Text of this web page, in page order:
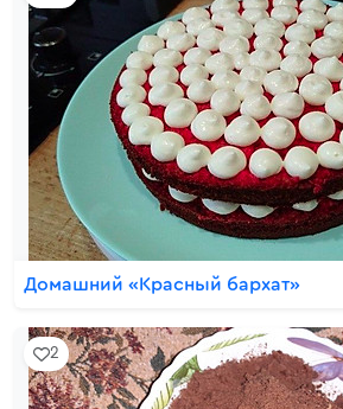
Домашний «Красный бархат»
2